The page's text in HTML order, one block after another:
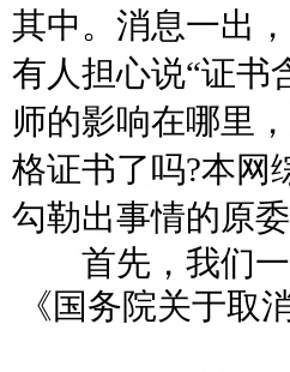
其中。消息一出
有人担心说“证书
师的影响在哪里
格证书了吗?本网
勾勒出事情的原
首先，我们一
《国务院关于取